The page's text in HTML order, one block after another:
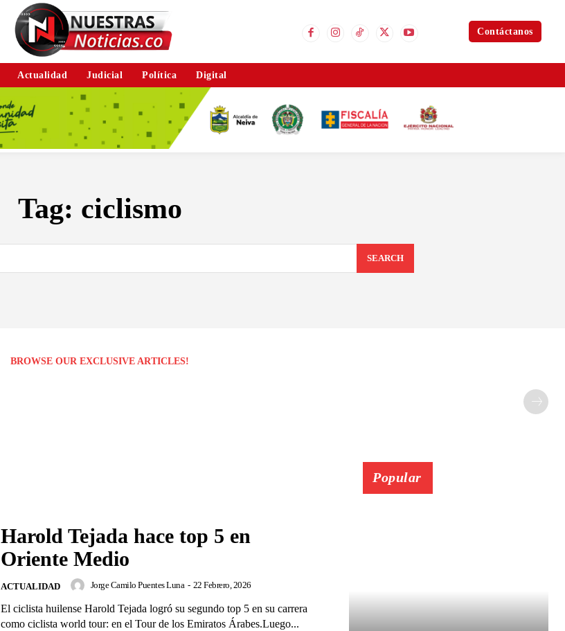
Contáctanos
Actualidad Judicial Política Digital
Tag: ciclismo
SEARCH
BROWSE OUR EXCLUSIVE ARTICLES!
Harold Tejada hace top 5 en
Oriente Medio
ACTUALIDAD Jorge Camilo Puentes Luna - 22 Febrero, 2026
El ciclista huilense Harold Tejada logró su segundo top 5 en su carrera
como ciclista world tour: en el Tour de los Emiratos Árabes.Luego...
Popular